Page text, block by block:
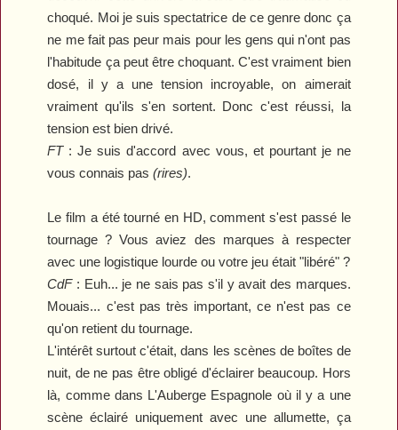
choqué. Moi je suis spectatrice de ce genre donc ça
ne me fait pas peur mais pour les gens qui n'ont pas
l'habitude ça peut être choquant. C'est vraiment bien
dosé, il y a une tension incroyable, on aimerait
vraiment qu'ils s'en sortent. Donc c'est réussi, la
tension est bien drivé.
FT: Je suis d'accord avec vous, et pourtant je ne
vous connais pas(rires).
Le film a été tourné en HD, comment s'est passé le
tournage ? Vous aviez des marques à respecter
avec une logistique lourde ou votre jeu était "libéré" ?
CdF : Euh... je ne sais pas s'il y avait des marques.
Mouais... c'est pas très important, ce n'est pas ce
qu'on retient du tournage.
L'intérêt surtout c'était, dans les scènes de boîtes de
nuit, de ne pas être obligé d'éclairer beaucoup. Hors
là, comme dans L'Auberge Espagnole où il y a une
scène éclairé uniquement avec une allumette, ça